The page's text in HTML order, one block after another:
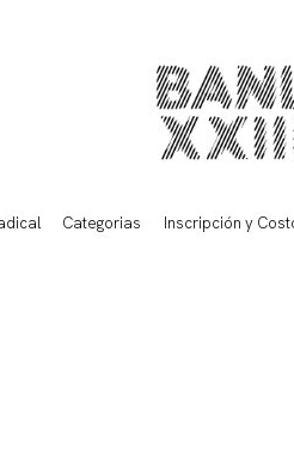
Categorias Inscripción y